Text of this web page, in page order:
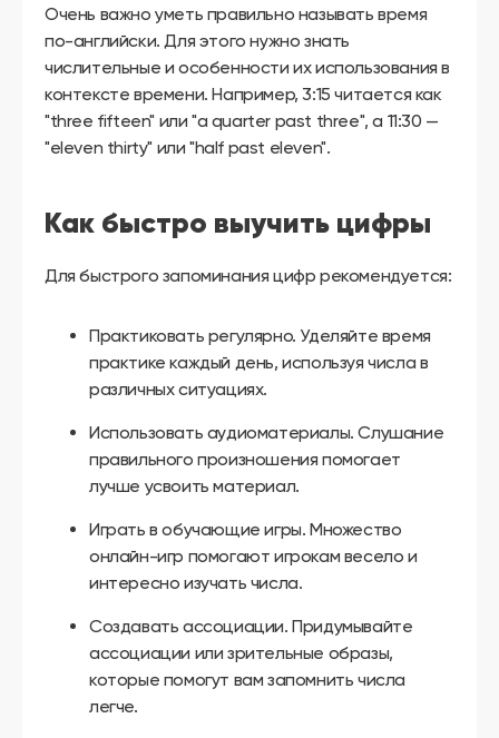
Очень важно уметь правильно называть время
по-английски. Для этого нужно знать
числительные и особенности их использования в
контексте времени. Например, 3:15 читается как
"three fifteen" или "a quarter past three", а 11:30 —
"eleven thirty" или "half past eleven".
Как быстро выучить цифры
Для быстрого запоминания цифр рекомендуется:
Практиковать регулярно. Уделяйте время
практике каждый день, используя числа в
различных ситуациях.
Использовать аудиоматериалы. Слушание
правильного произношения помогает
лучше усвоить материал.
Играть в обучающие игры. Множество
онлайн-игр помогают игрокам весело и
интересно изучать числа.
Создавать ассоциации. Придумывайте
ассоциации или зрительные образы,
которые помогут вам запомнить числа
легче.